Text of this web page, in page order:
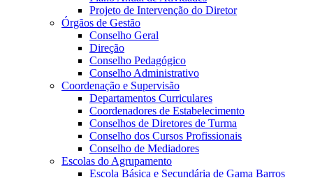
Projeto de Intervenção do Diretor
Órgãos de Gestão
Conselho Geral
Direção
Conselho Pedagógico
Conselho Administrativo
Coordenação e Supervisão
Departamentos Curriculares
Coordenadores de Estabelecimento
Conselhos de Diretores de Turma
Conselho dos Cursos Profissionais
Conselho de Mediadores
Escolas do Agrupamento
Escola Básica e Secundária de Gama Barros